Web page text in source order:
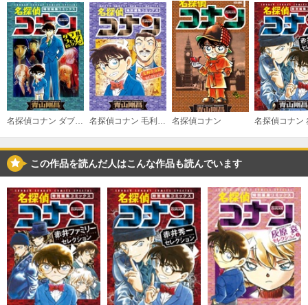
名探偵コナン
この作品を読んだ人はこんな作品も読んでいます